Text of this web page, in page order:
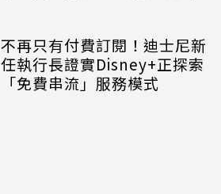
不再只有付費訂閱！迪士尼新
任執行長證實Disney+正探索
「免費串流」服務模式